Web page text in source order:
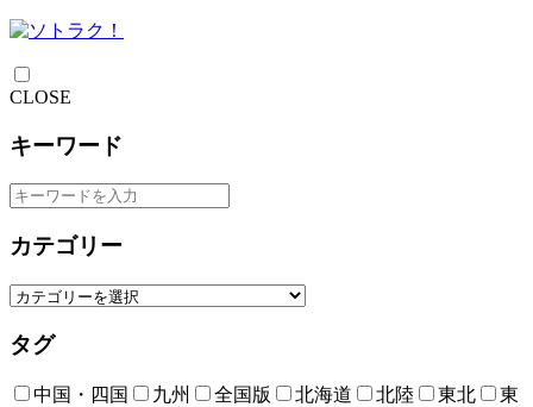
CLOSE
キーワード
カテゴリー
タグ
中国・四国 九州 全国版 北海道 北陸 東北
東